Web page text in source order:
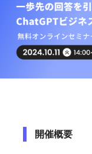
開催概要